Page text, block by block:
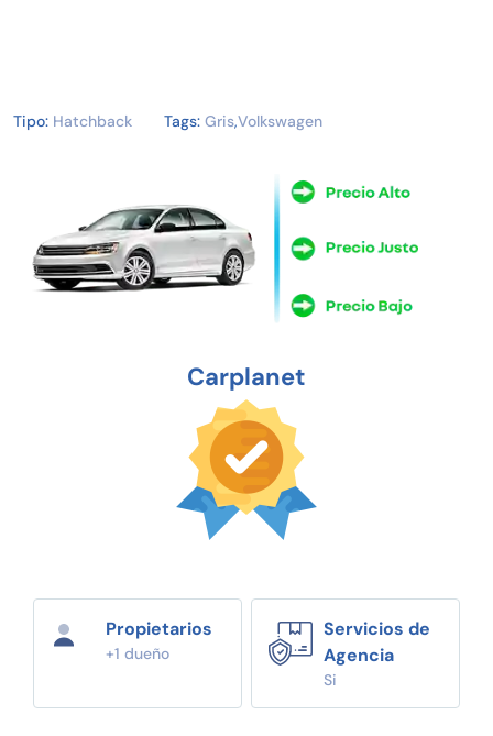
Tipo: Hatchback Tags: Gris,Volkswagen
Carplanet
Propietarios
+1 dueño
Servicios de
Agencia
Si